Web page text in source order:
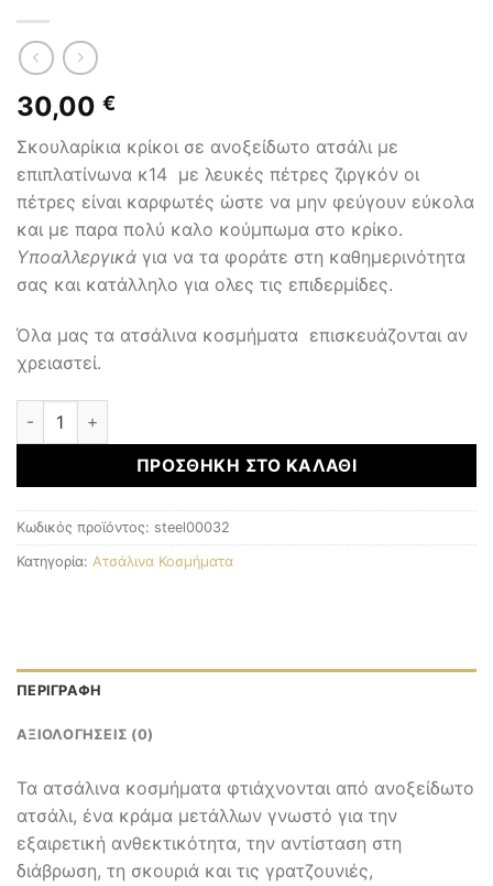
30,00 €
Σκουλαρίκια κρίκοι σε ανοξείδωτο ατσάλι με
επιπλατίνωνα κ14 με λευκές πέτρες ζιργκόν οι
πέτρες είναι καρφωτές ώστε να μην φεύγουν εύκολα
και με παρα πολύ καλο κούμπωμα στο κρίκο.
Υποαλλεργικά για να τα φοράτε στη καθημερινότητα
σας και κατάλληλο για ολες τις επιδερμίδες.
Όλα μας τα ατσάλινα κοσμήματα επισκευάζονται αν
χρειαστεί.
ΑΤΣΑΛΙΝΑ ΚΟΣΜΗΜΑΤΑ ποσότητα
ΠΡΟΣΘΉΚΗ ΣΤΟ ΚΑΛΆΘΙ
Κωδικός προϊόντος: steel00032
Κατηγορία: Ατσάλινα Κοσμήματα
ΠΕΡΙΓΡΑΦΉ
ΑΞΙΟΛΟΓΉΣΕΙΣ (0)
Τα ατσάλινα κοσμήματα φτιάχνονται από ανοξείδωτο
ατσάλι, ένα κράμα μετάλλων γνωστό για την
εξαιρετική ανθεκτικότητα, την αντίσταση στη
διάβρωση, τη σκουριά και τις γρατζουνιές,